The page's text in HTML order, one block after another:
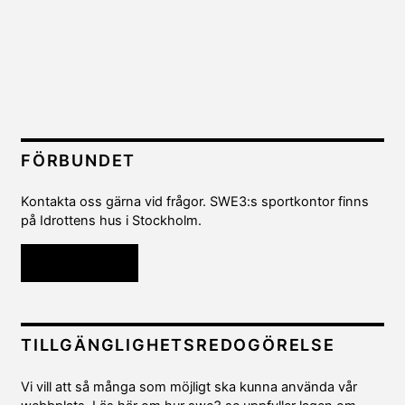
FÖRBUNDET
Kontakta oss gärna vid frågor. SWE3:s sportkontor finns
på Idrottens hus i Stockholm.
TILLGÄNGLIGHETSREDOGÖRELSE
Vi vill att så många som möjligt ska kunna använda vår